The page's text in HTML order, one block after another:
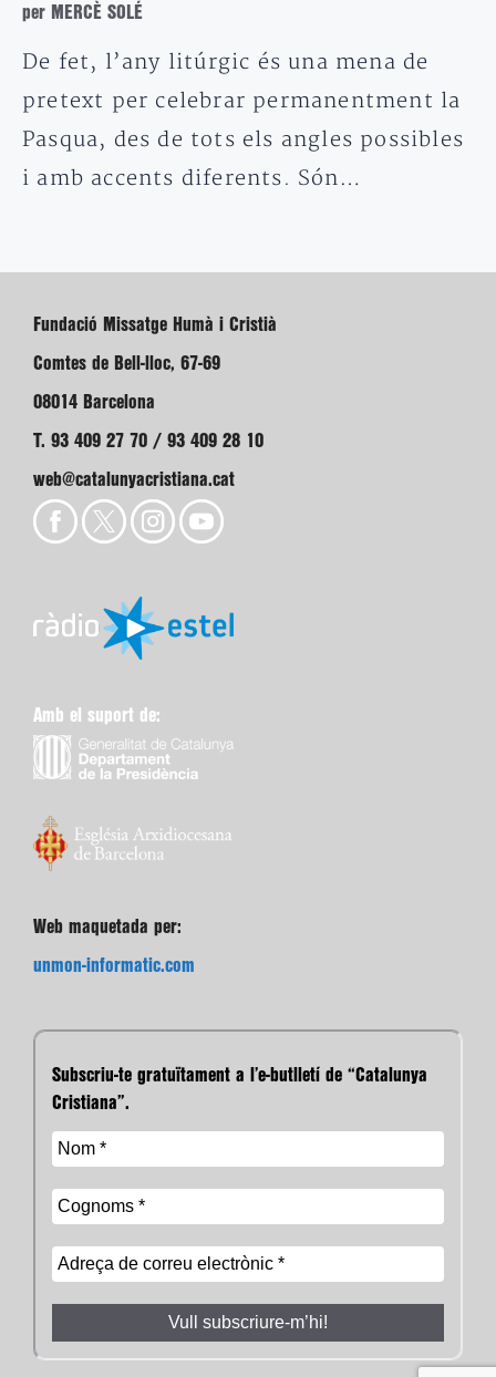
per MERCÈ SOLÉ
De fet, l’any litúrgic és una mena de
pretext per celebrar permanentment la
Pasqua, des de tots els angles possibles
i amb accents diferents. Són…
Fundació Missatge Humà i Cristià
Comtes de Bell-lloc, 67-69
08014 Barcelona
T. 93 409 27 70 / 93 409 28 10
web@catalunyacristiana.cat
Amb el suport de:
Web maquetada per:
unmon-informatic.com
Subscriu-te gratuïtament a l’e-butlletí de “Catalunya
Cristiana”.